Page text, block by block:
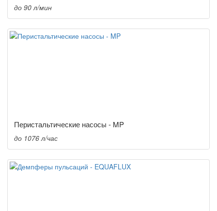
до 90 л/мин
Перистальтические насосы - MP
до 1076 л/час